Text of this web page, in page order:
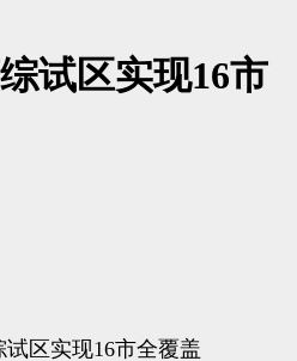
试区实现16市
区实现16市全覆盖